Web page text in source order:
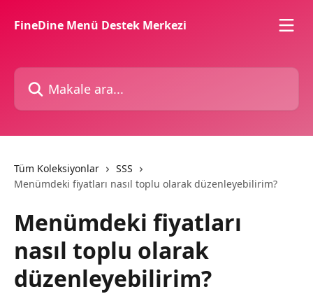
FineDine Menü Destek Merkezi
Makale ara...
Tüm Koleksiyonlar
SSS
Menümdeki fiyatları nasıl toplu olarak düzenleyebilirim?
Menümdeki fiyatları
nasıl toplu olarak
düzenleyebilirim?